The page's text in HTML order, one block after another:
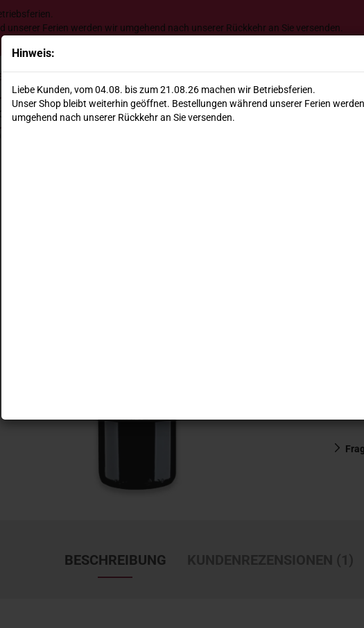
Hinweis:
Liebe Kunden, vom 04.08. bis zum 21.08.26 machen wir Betriebsferien.
Unser Shop bleibt weiterhin geöffnet. Bestellungen während unserer Ferien
umgehend nach unserer Rückkehr an Sie versenden.
E-Mail
Ferien werden wir umgehend nach unserer Rückkehr an Sie versenden.
& Destillate Feinkost Bio Winzer & Co.
BESCHREIBUNG